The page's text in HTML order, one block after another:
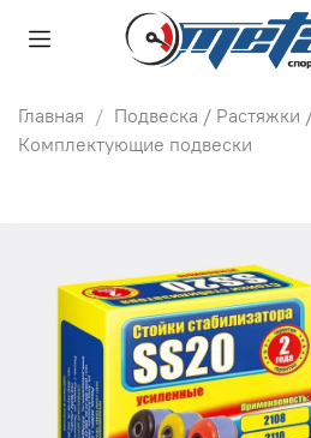
Главная
Подвеска /
Комплектующие подвески